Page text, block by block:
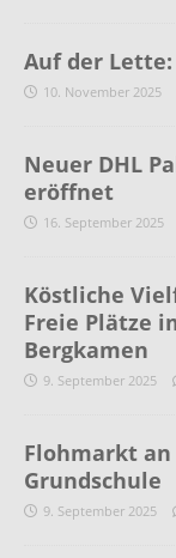
Auf der
10. November 2025
Neuer DHL
eröffnet
16. September 2025
Köstliche
Freie Plätze
Bergkamen
9. September 2025
Flohmarkt
Grundschule
9. September 2025